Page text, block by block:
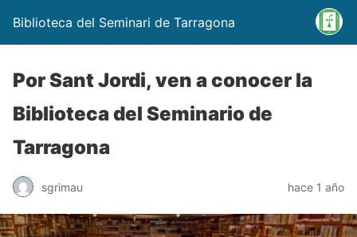
Biblioteca del Seminari de Tarragona
Por Sant Jordi, ven a conocer la
Biblioteca del Seminario de
Tarragona
sgrimau hace 1 año